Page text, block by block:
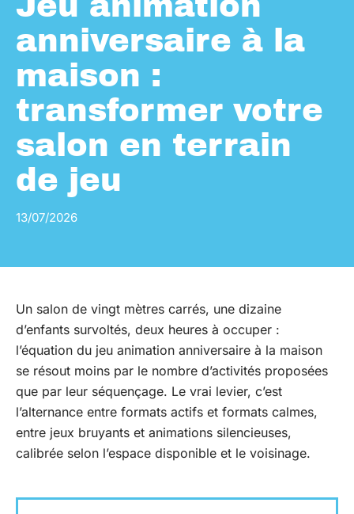
anniversaire à la
maison :
transformer votre
salon en terrain
de jeu
13/07/2026
Un salon de vingt mètres carrés, une dizaine
d’enfants survoltés, deux heures à occuper :
l’équation du jeu animation anniversaire à la maison
se résout moins par le nombre d’activités proposées
que par leur séquençage. Le vrai levier, c’est
l’alternance entre formats actifs et formats calmes,
entre jeux bruyants et animations silencieuses,
calibrée selon l’espace disponible et le voisinage.